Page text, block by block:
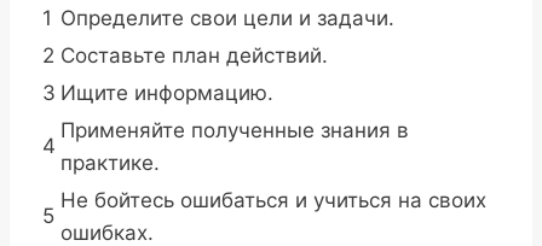
1 Определите свои цели и задачи.
2 Составьте план действий.
3 Ищите информацию.
4
Применяйте полученные знания в
практике.
5
Не бойтесь ошибаться и учиться на своих
ошибках.